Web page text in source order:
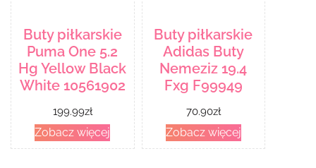
Buty piłkarskie
Puma One 5.2
Hg Yellow Black
White 10561902
199.99zł
Zobacz więcej
Buty piłkarskie
Adidas Buty
Nemeziz 19.4
Fxg F99949
70.90zł
Zobacz więcej